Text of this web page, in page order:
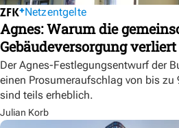
Netzentgelte
Agnes: Warum die
Gebäudeversorgung verliert
Der Agnes-Festlegungsentwurf der
einen Prosumeraufschlag von bis zu
sind teils erheblich.
Julian Korb